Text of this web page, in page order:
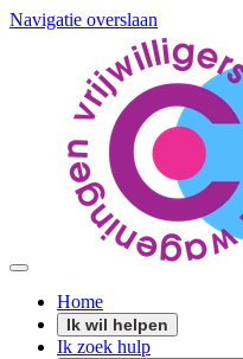
Navigatie overslaan
Home
Ik wil helpen
Ik zoek hulp